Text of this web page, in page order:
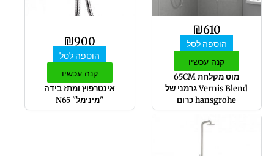
₪610
הוספה לסל
קנה עכשיו
מוט מקלחת 65CM
Vernis Blend גרמני של
hansgrohe כרום
₪900
הוספה לסל
קנה עכשיו
אינטרפוץ ומתז בידה
"מינימל" N65